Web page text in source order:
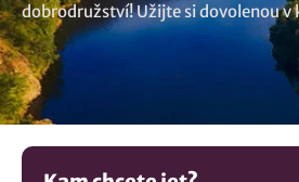
dobrodružství! Užijte si dovolenou
v lokalitě Světlá Hora nebo blízkém
svou krásou. Najděte si vaše úžasná
amazing places a vydejte se na
poskytne vysokou míru komfortu a
ponoříte do atmosféry těchto
Přemýšlíte o alternativách? Objevte